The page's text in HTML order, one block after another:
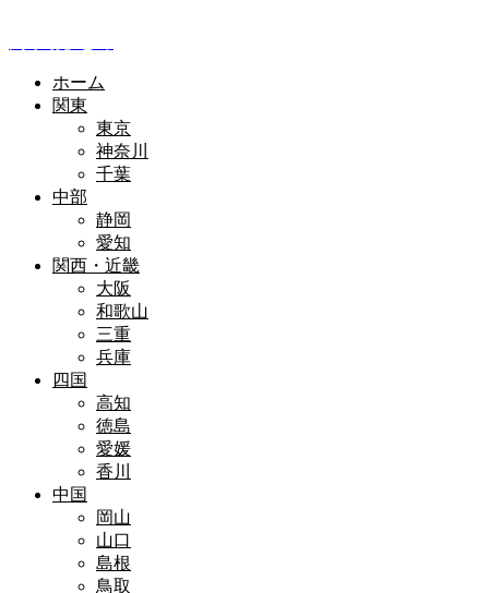
ホーム
関東
東京
神奈川
千葉
中部
静岡
愛知
関西・近畿
大阪
和歌山
三重
兵庫
四国
高知
徳島
愛媛
香川
中国
岡山
山口
島根
鳥取